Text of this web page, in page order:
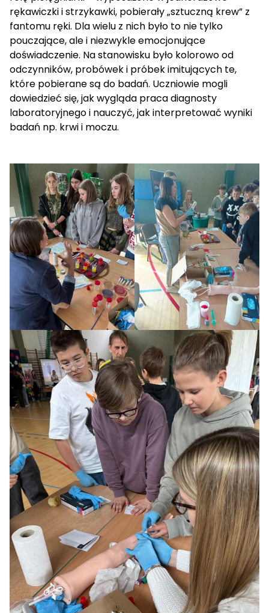
rękawiczki i strzykawki, pobierały „sztuczną krew” z
fantomu ręki. Dla wielu z nich było to nie tylko
pouczające, ale i niezwykle emocjonujące
doświadczenie. Na stanowisku było kolorowo od
odczynników, probówek i próbek imitujących te,
które pobierane są do badań. Uczniowie mogli
dowiedzieć się, jak wygląda praca diagnosty
laboratoryjnego i nauczyć, jak interpretować wyniki
badań np. krwi i moczu.